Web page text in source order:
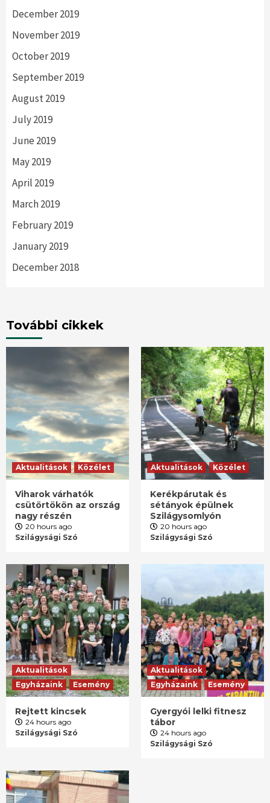
December 2019
November 2019
October 2019
September 2019
August 2019
July 2019
June 2019
May 2019
April 2019
March 2019
February 2019
January 2019
December 2018
További cikkek
Aktualitások Közélet
Viharok várhatók
csütörtökön az ország
nagy részén
20 hours ago
Szilágysági Szó
Aktualitások Közélet
Kerékpárutak és
sétányok épülnek
Szilágysomlyón
20 hours ago
Szilágysági Szó
Aktualitások
Egyházaink
Esemény
Rejtett kincsek
24 hours ago
Szilágysági Szó
Aktualitások
Egyházaink
Esemény
Gyergyói lelki fitnesz
tábor
24 hours ago
Szilágysági Szó